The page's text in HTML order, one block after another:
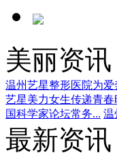
美丽资讯
温州艺星整形医院为
艺星美力女生传递青春
国科学家论坛常务... 温
最新资讯